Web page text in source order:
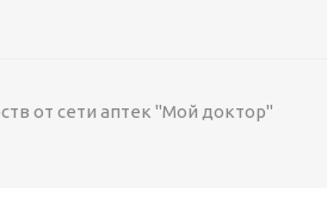
от сети аптек "Мой доктор"